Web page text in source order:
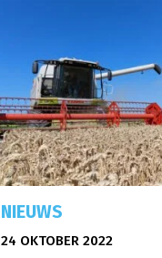
NIEUWS
24 OKTOBER 2022